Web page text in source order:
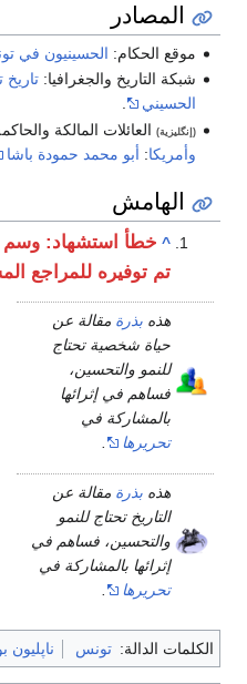
المصادر
موقع الحكام: الحسينيون في
شبكة التاريخ والجغرافيا:
الحسيني
.
(إنگليزية) العائلات المالكة
وأمريكا: أبو محمد حمودة باشا
الهامش
^ خطأ استشهاد: وسم
تم توفيره للمراجع
هذه بذرة مقالة عن
حياة شخصية تحتاج
للنمو والتحسين،
فساهم في إثرائها
بالمشاركة في
تحريرها
هذه بذرة مقالة عن
التاريخ تحتاج للنمو
والتحسين، فساهم في
إثرائها بالمشاركة في
تحريرها
الكلمات الدالة: تونس ناپليون